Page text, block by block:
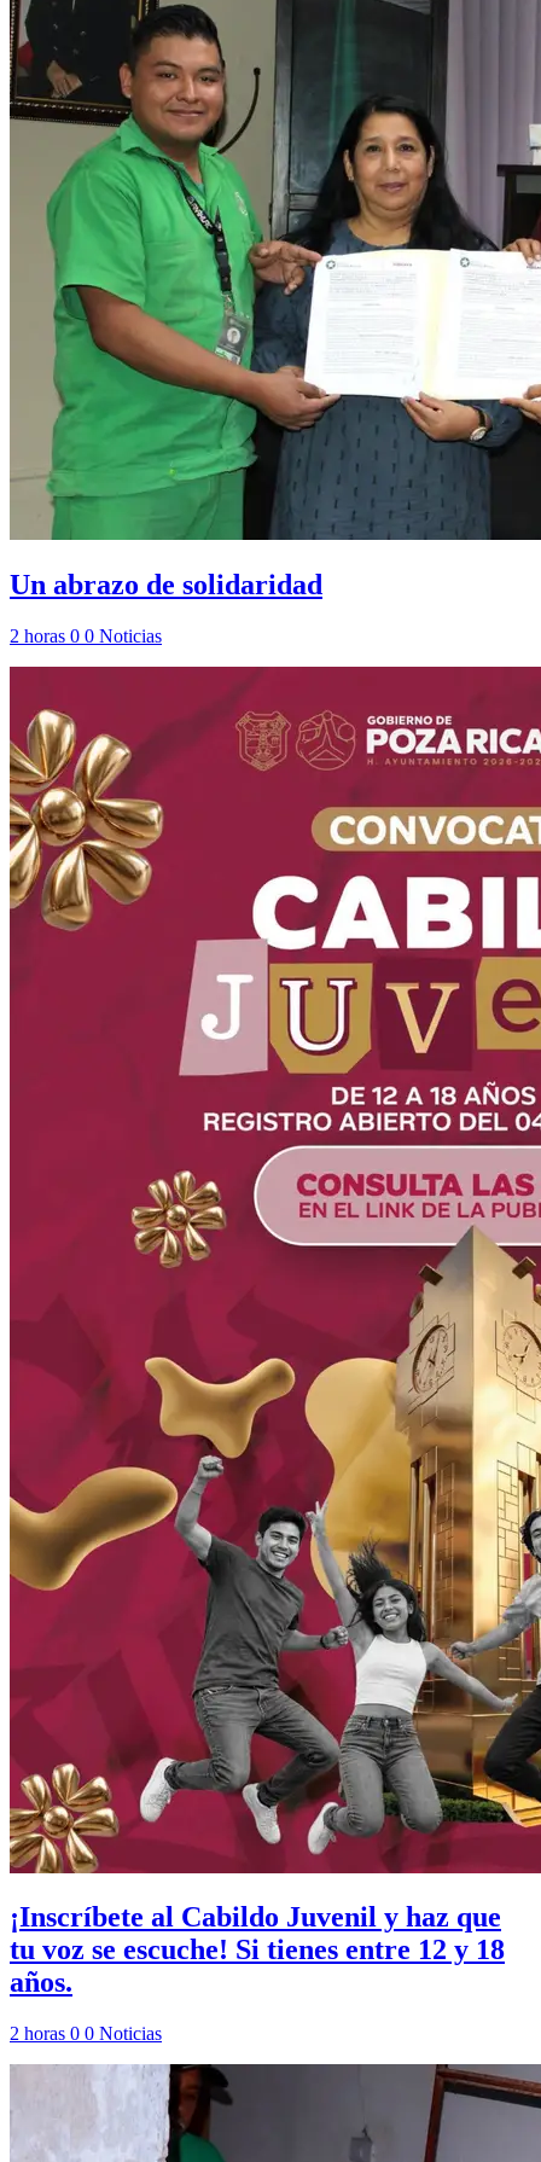
Un abrazo de solidaridad
2 horas 0 0 Noticias
¡Inscríbete al Cabildo Juvenil y haz que
tu voz se escuche! Si tienes entre 12 y 18
años.
2 horas 0 0 Noticias